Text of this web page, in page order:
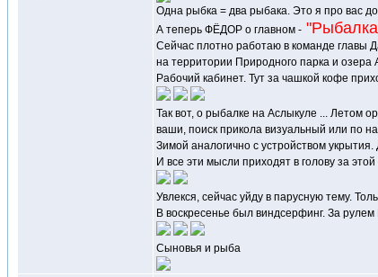
Одна рыбка = два рыбака. Это я про вас
А теперь ФЁДОР о главном -
Сейчас плотно работаю в команде главы
на территории Природного парка и
Рабочий кабинет. Тут за чашкой кофе
Так вот, о рыбалке на Аслыкуле ... Летом
ваши, поиск прикола визуальный или по
Зимой аналогично с устройством
И все эти мысли приходят в голову за
Увлекся, сейчас уйду в парусную тему.
В воскресенье был виндсерфинг. За рулем
Сыновья и рыба